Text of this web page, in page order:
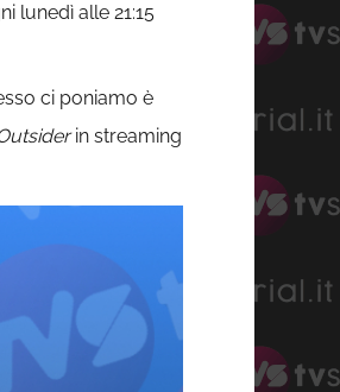
lunedì alle 21:15
ci poniamo è
in streaming